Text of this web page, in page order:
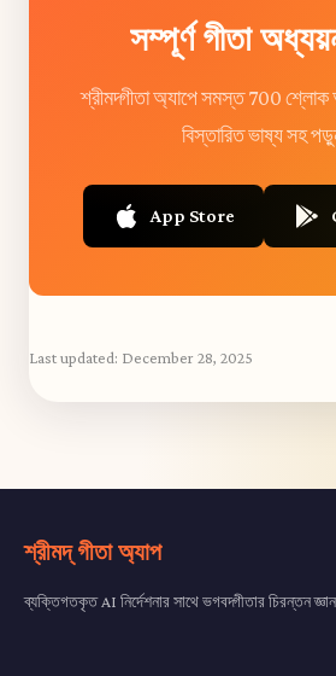
সম্পূর্ণ গীতা
শ্রীমদ্গীতা অ্যাপে সমস্ত 700
বিস্তারিত ভাষ্য সহ
App Store
Last updated: December 28, 2025
শ্রীমদ্ গীতা অ্যাপ
ব্যক্তিগতকৃত AI নির্দেশনার সাথে ভগবদ্গীতার চিরন্তন